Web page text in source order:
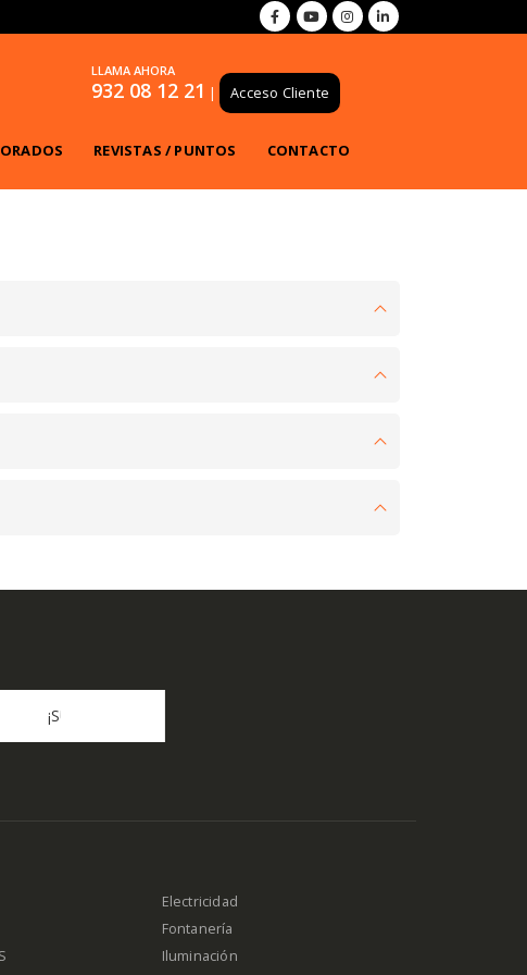
LLAMA AHORA
932 08 12 21 | Acceso Cliente
REVISTAS / PUNTOS CONTACTO
Electricidad
Fontanería
Iluminación